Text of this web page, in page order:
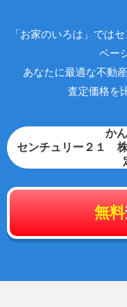
「お家のいろは」では
ベー
あなたに最適な不動
査定価格を
か
センチュリー２１
無料